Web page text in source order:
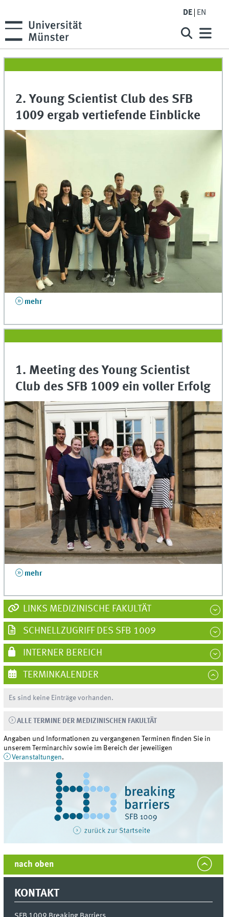
DE EN
2. Young Scientist Club des SFB
1009 ergab vertiefende Einblicke
mehr
1. Meeting des Young Scientist
Club des SFB 1009 ein voller Erfolg
mehr
LINKS MEDIZINISCHE FAKULTÄT
SCHNELLZUGRIFF DES SFB 1009
INTERNER BEREICH
TERMINKALENDER
Es sind keine Einträge vorhanden.
ALLE TERMINE DER MEDIZINISCHEN FAKULTÄT
Angaben und Informationen zu vergangenen Terminen finden Sie in
unserem Terminarchiv sowie im Bereich der jeweiligen
Veranstaltungen.
nach oben
KONTAKT